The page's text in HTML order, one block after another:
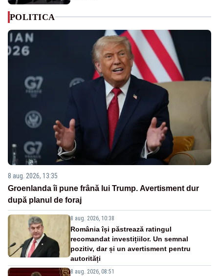
POLITICA
8 aug. 2026, 13:35
Groenlanda îi pune frână lui Trump. Avertisment dur
după planul de foraj
8 aug. 2026, 10:38
România își păstrează ratingul
recomandat investițiilor. Un semnal
pozitiv, dar și un avertisment pentru
autorități
8 aug. 2026, 08:51